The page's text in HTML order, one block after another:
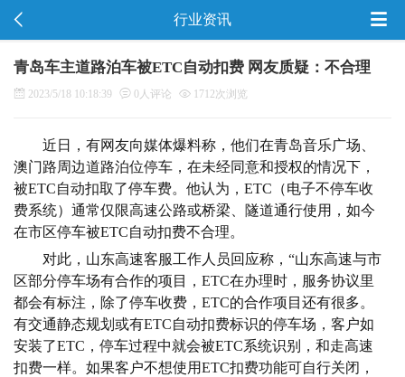
行业资讯
青岛车主道路泊车被ETC自动扣费 网友质疑：不合理
2023/5/18 10:18:39 0人评论 1712次浏览
近日，有网友向媒体爆料称，他们在青岛音乐广场、
澳门路周边道路泊位停车，在未经同意和授权的情况下，
被ETC自动扣取了停车费。他认为，ETC（电子不停车收
费系统）通常仅限高速公路或桥梁、隧道通行使用，如今
在市区停车被ETC自动扣费不合理。
对此，山东高速客服工作人员回应称，“山东高速与市
区部分停车场有合作的项目，ETC在办理时，服务协议里
都会有标注，除了停车收费，ETC的合作项目还有很多。
有交通静态规划或有ETC自动扣费标识的停车场，客户如
安装了ETC，停车过程中就会被ETC系统识别，和走高速
扣费一样。如果客户不想使用ETC扣费功能可自行关闭，